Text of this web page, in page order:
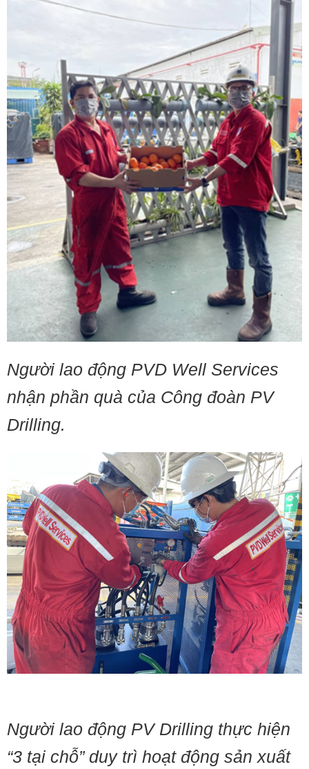
Người lao động PVD Well Services
nhận phần quà của Công đoàn PV
Drilling.
Người lao động PV Drilling thực hiện
“3 tại chỗ” duy trì hoạt động sản xuất